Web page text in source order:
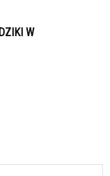
W